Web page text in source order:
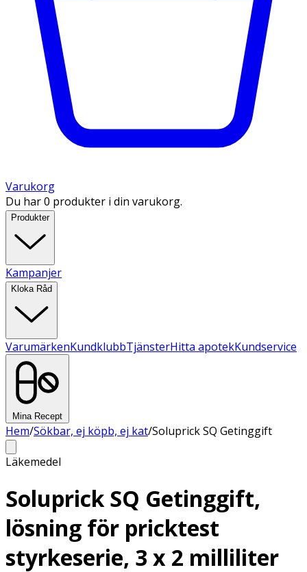
Varukorg
Du har 0 produkter i din varukorg.
Produkter
Kampanjer
Kloka Råd
VarumärkenKundklubbTjänsterHitta apotekKundservice
Mina Recept
Hem/Sökbar, ej köpb, ej kat/Soluprick SQ Getinggift
Läkemedel
Soluprick SQ Getinggift,
lösning för pricktest
styrkeserie, 3 x 2 milliliter